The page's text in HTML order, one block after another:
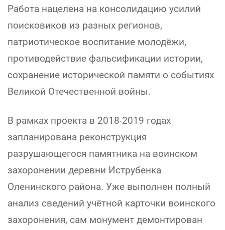
Работа нацелена на консолидацию усилий
поисковиков из разных регионов,
патриотическое воспитание молодёжи,
противодействие фальсификации истории,
сохранение исторической памяти о событиях
Великой Отечественной войны.
В рамках проекта в 2018-2019 годах
запланирована реконструкция
разрушающегося памятника на воинском
захоронении деревни Иструбенка
Оленинского района. Уже выполнен полный
анализ сведений учётной карточки воинского
захоронения, сам монумент демонтирован